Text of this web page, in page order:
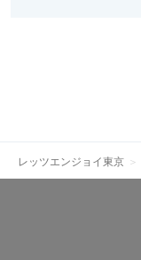
レッツエンジョイ東京